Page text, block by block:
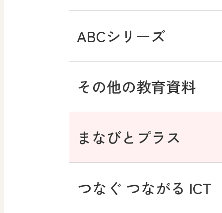
ABCシリーズ
その他の教育資料
まなびとプラス
つなぐ つながる ICT